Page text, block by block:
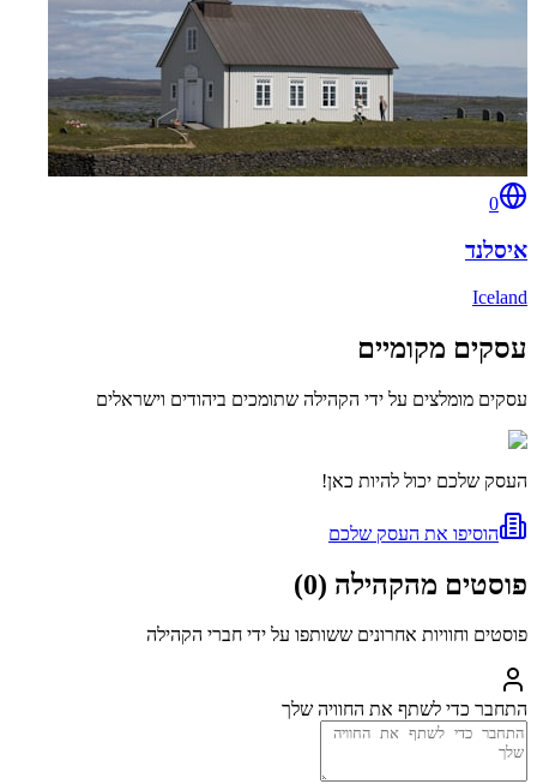
0
איסלנד
Iceland
עסקים מקומיים
עסקים מומלצים על ידי הקהילה שתומכים ביהודים וישראלים
העסק שלכם יכול להיות כאן!
הוסיפו את העסק שלכם
פוסטים מהקהילה (
0
)
פוסטים וחוויות אחרונים ששותפו על ידי חברי הקהילה
התחבר כדי לשתף את החוויה שלך